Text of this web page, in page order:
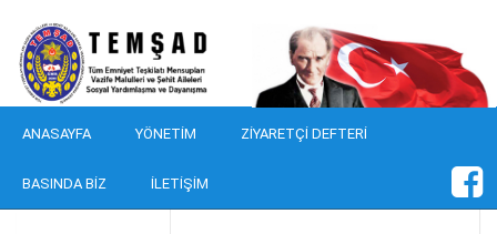
ANASAYFA YÖNETIM ZIYARETÇI DEFTERI
BASINDA BIZ İLETIŞIM